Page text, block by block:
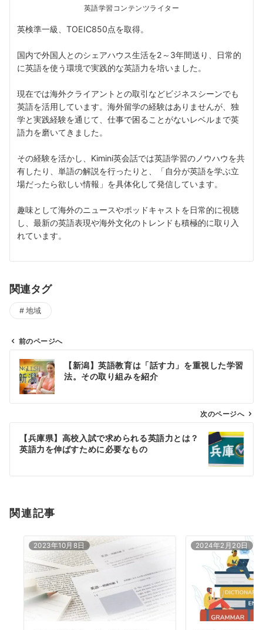
英語学習コンテンツライター
英検準一級、TOEIC850点を取得。
国内で外国人とのシェアハウス生活を2～3年間送り、日常的
に英語を使う環境で実践的な英語力を培いました。
現在では海外クライアントとの取引などビジネスシーンでも
英語を活用しています。海外留学の経験はありませんが、独
学と実践経験を通じて、仕事で困ることがないレベルまで英
語力を磨いてきました。
その経験を活かし、Kimini英会話では英語学習のノウハウを共
有したり、単語の解説を行ったりと、「自分が英語を学ぶ立
場だったら欲しい情報」を具体化して発信しています。
趣味として海外のニュースやポッドキャストを日常的に視聴
し、最新の英語表現や海外文化のトレンドも積極的に取り入
れています。
関連タグ
地域
ン
前のページへ
【新潟】英語教育は「話す力」を重視した学習
法。その取り組みを紹介
次のページへ
【兵庫県】高校入試で求められる英語力とは？
英語力を伸ばすために必要なもの
関連記事
2023年10月8日 2024年2月20日